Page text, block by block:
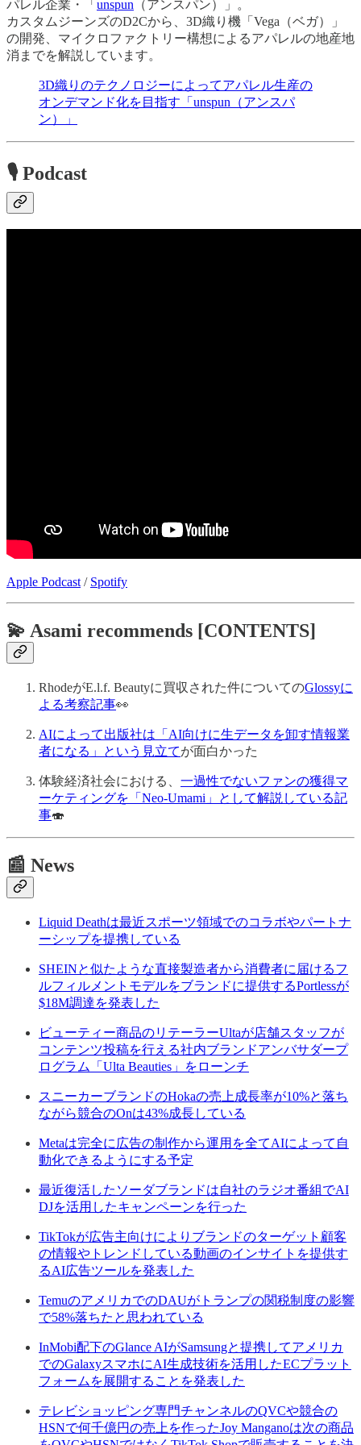
パレル企業・「 unspun （アンスパン）」。
カスタムジーンズのD2Cから、3D織り機「Vega（ベガ）」
の開発、マイクロファクトリー構想によるアパレルの地産地
消までを解説しています。
3D織りのテクノロジーによってアパレル生産の
オンデマンド化を目指す「unspun（アンスパ
ン）」
🎙 Podcast
Apple Podcast/ Spotify
💫 Asami recommends [CONTENTS]
RhodeがE.l.f. Beautyに買収された件についてのGlossyに
よる考察記事👀
AIによって出版社は「AI向けに生データを卸す情報業
者になる」という見立てが面白かった
体験経済社会における、 一過性でないファンの獲得マ
ーケティングを「Neo-Umami」として解説している記
事🍣
📰 News
Liquid Deathは最近スポーツ領域でのコラボやパートナ
ーシップを提携している
SHEINと似たような直接製造者から消費者に届けるフ
ルフィルメントモデルをブランドに提供するPortlessが
$18M調達を発表した
ビューティー商品のリテーラーUltaが店舗スタッフが
コンテンツ投稿を行える社内ブランドアンバサダープ
ログラム「Ulta Beauties」をローンチ
スニーカーブランドのHokaの売上成長率が10%と落ち
ながら競合のOnは43%成長している
Metaは完全に広告の制作から運用を全てAIによって自
動化できるようにする予定
最近復活したソーダブランドは自社のラジオ番組でAI
DJを活用したキャンペーンを行った
TikTokが広告主向けによりブランドのターゲット顧客
の情報やトレンドしている動画のインサイトを提供す
るAI広告ツールを発表した
TemuのアメリカでのDAUがトランプの関税制度の影響
で58%落ちたと思われている
InMobi配下のGlance AIがSamsungと提携してアメリカ
でのGalaxyスマホにAI生成技術を活用したECプラット
フォームを展開することを発表した
テレビショッピング専門チャンネルのQVCや競合の
HSNで何千億円の売上を作ったJoy Manganoは次の商品